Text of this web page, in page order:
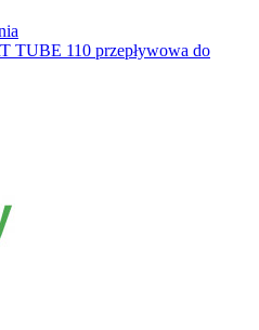
TUBE 110 przepływowa do